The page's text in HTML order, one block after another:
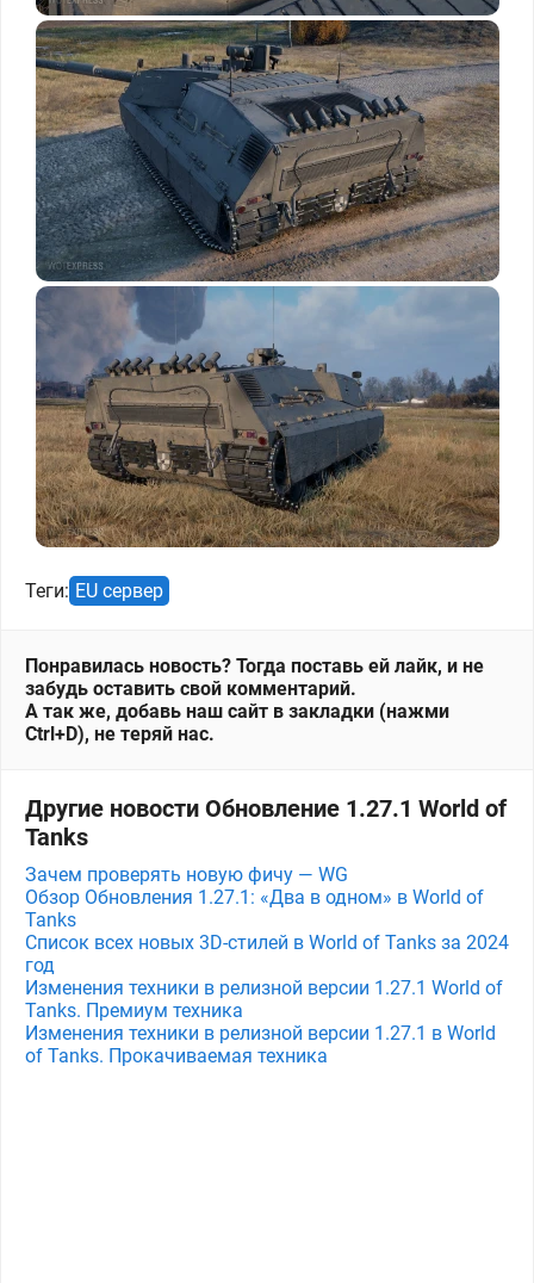
Теги: EU сервер
Понравилась новость? Тогда поставь ей лайк, и не
забудь оставить свой комментарий.
А так же, добавь наш сайт в закладки (нажми
Ctrl+D), не теряй нас.
Другие новости Обновление 1.27.1 World of
Tanks
Зачем проверять новую фичу — WG
Обзор Обновления 1.27.1: «Два в одном» в World of
Tanks
Список всех новых 3D-стилей в World of Tanks за 2024
год
Изменения техники в релизной версии 1.27.1 World of
Tanks. Премиум техника
Изменения техники в релизной версии 1.27.1 в World
of Tanks. Прокачиваемая техника